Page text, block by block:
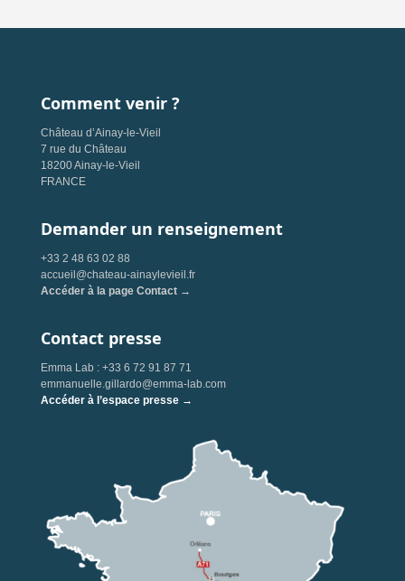
Comment venir ?
Château d’Ainay-le-Vieil
7 rue du Château
18200 Ainay-le-Vieil
FRANCE
Demander un renseignement
+33 2 48 63 02 88
accueil@chateau-ainaylevieil.fr
Accéder à la page Contact →
Contact presse
Emma Lab : +33 6 72 91 87 71
emmanuelle.gillardo@emma-lab.com
Accéder à l’espace presse →